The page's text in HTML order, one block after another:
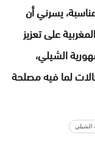
يسرني أن
على تعزيز
الشيلي،
لما فيه مصلحة
الشيلي